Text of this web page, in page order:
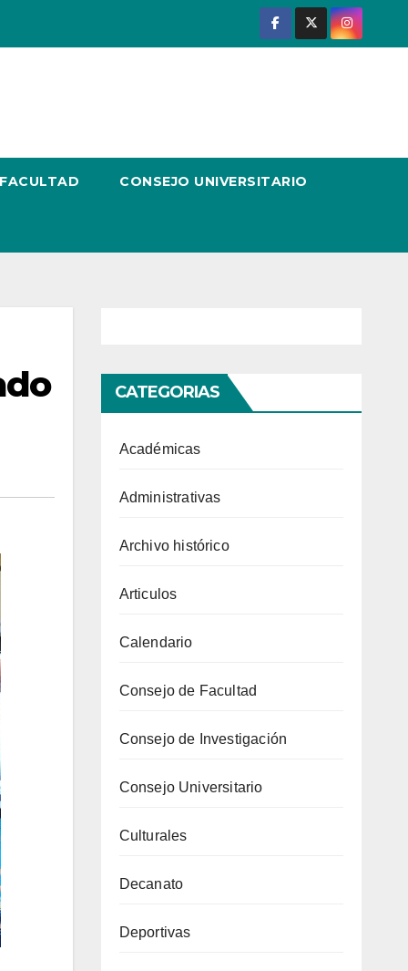
CONSEJO UNIVERSITARIO
CATEGORIAS
Académicas
Administrativas
Archivo histórico
Articulos
Calendario
Consejo de Facultad
Consejo de Investigación
Consejo Universitario
Culturales
Decanato
Deportivas